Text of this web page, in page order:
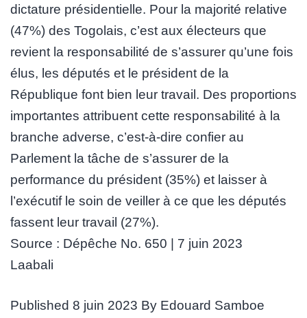
dictature présidentielle. Pour la majorité relative
(47%) des Togolais, c’est aux électeurs que
revient la responsabilité de s’assurer qu’une fois
élus, les députés et le président de la
République font bien leur travail. Des proportions
importantes attribuent cette responsabilité à la
branche adverse, c’est-à-dire confier au
Parlement la tâche de s’assurer de la
performance du président (35%) et laisser à
l’exécutif le soin de veiller à ce que les députés
fassent leur travail (27%).
Source : Dépêche No. 650 | 7 juin 2023
Laabali
Published 8 juin 2023 By Edouard Samboe